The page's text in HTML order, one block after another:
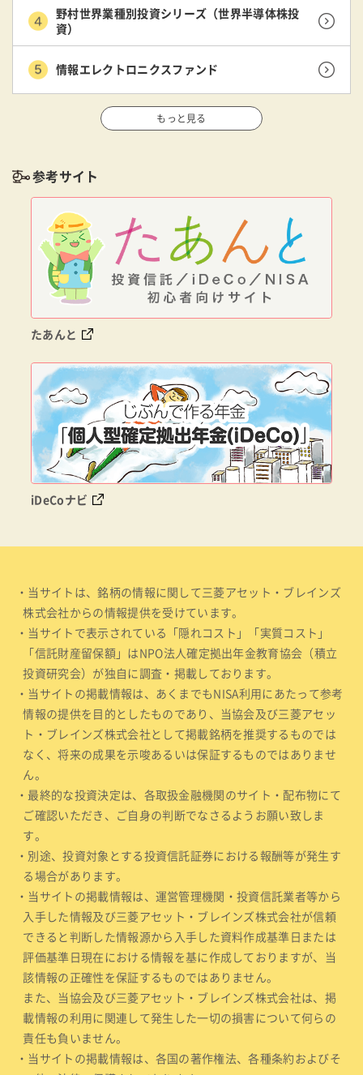
野村世界業種別投資シリーズ（世界半導体株投
資）
情報エレクトロニクスファンド
もっと見る
参考サイト
たあんと
iDeCoナビ
・当サイトは、銘柄の情報に関して三菱アセット・ブレインズ
株式会社からの情報提供を受けています。
・当サイトで表示されている「隠れコスト」「実質コスト」
「信託財産留保額」はNPO法人確定拠出年金教育協会（積立
投資研究会）が独自に調査・掲載しております。
・当サイトの掲載情報は、あくまでもNISA利用にあたって参考
情報の提供を目的としたものであり、当協会及び三菱アセッ
ト・ブレインズ株式会社として掲載銘柄を推奨するものでは
なく、将来の成果を示唆あるいは保証するものではありませ
ん。
・最終的な投資決定は、各取扱金融機関のサイト・配布物にて
ご確認いただき、ご自身の判断でなさるようお願い致しま
す。
・別途、投資対象とする投資信託証券における報酬等が発生す
る場合があります。
・当サイトの掲載情報は、運営管理機関・投資信託業者等から
入手した情報及び三菱アセット・ブレインズ株式会社が信頼
できると判断した情報源から入手した資料作成基準日または
評価基準日現在における情報を基に作成しておりますが、当
該情報の正確性を保証するものではありません。
また、当協会及び三菱アセット・ブレインズ株式会社は、掲
載情報の利用に関連して発生した一切の損害について何らの
責任も負いません。
・当サイトの掲載情報は、各国の著作権法、各種条約およびそ